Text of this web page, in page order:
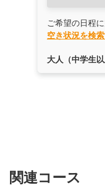
ご希望の日程
空き状況を検
大人（中学生以
関連コース